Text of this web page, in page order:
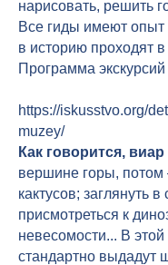
нарисовать, решить
Все гиды имеют опыт
в историю проходят
Программа
https://iskusstvo.org/
muzey/
Как говорится,
вершине горы, потом
кактусов; заглянуть
присмотреться к
невесомости... В
стандартно выдадут